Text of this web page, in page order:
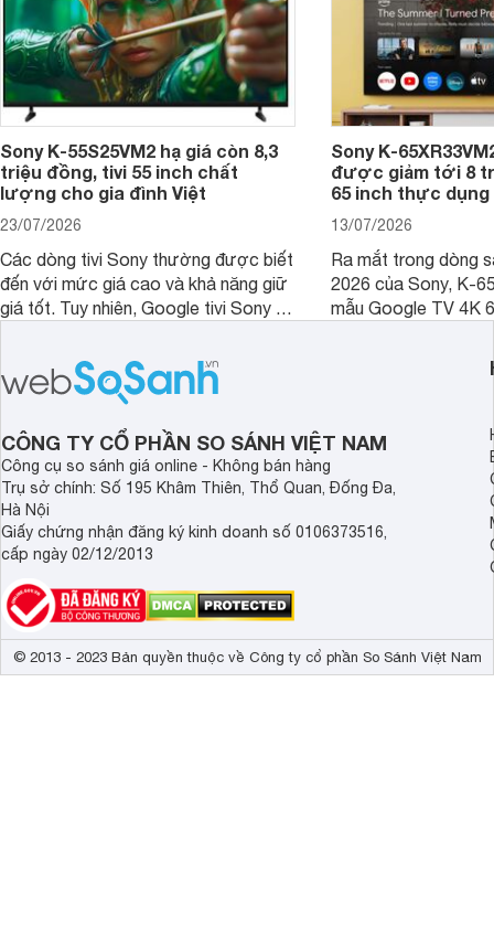
Sony K-55S25VM2 hạ giá còn 8,3
triệu đồng, tivi 55 inch chất
lượng cho gia đình Việt
23/07/2026
Các dòng tivi Sony thường được biết
đến với mức giá cao và khả năng giữ
giá tốt. Tuy nhiên, Google tivi Sony 55
hợp đáng chú ý khi có mức giá dễ
tiếp cận hơn dù mới ra mắt trong năm
Sony K-
được giảm tới 8
65 inch thực
13/07/2026
Ra mắt trong dòng
2026 của Sony, K-
mẫu Google TV 4K
tảng Google TV
nghệ hỗ trợ nâng
CÔNG TY CỔ PHẦN SO SÁNH VIỆT NAM
Công cụ so sánh giá online - Không bán hàng
Trụ sở chính: Số 195 Khâm Thiên, Thổ Quan, Đống Đa,
Hà Nội
Giấy chứng nhận đăng ký kinh doanh số 0106373516,
cấp ngày 02/12/2013
© 2013 - 2023 Bản quyền thuộc về Công ty cổ phần So Sánh Việt Nam